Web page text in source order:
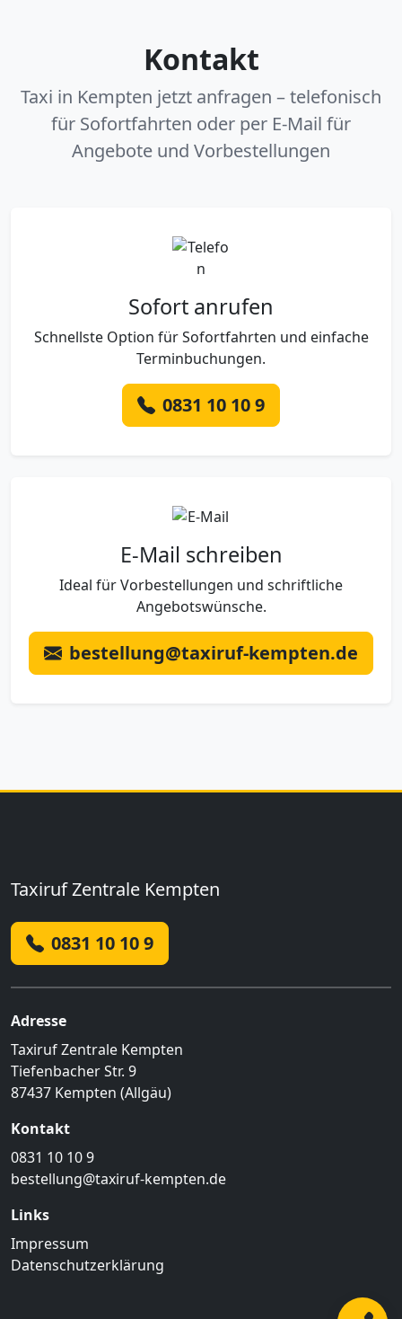
Kontakt
Taxi in Kempten jetzt anfragen – telefonisch
für Sofortfahrten oder per E-Mail für
Angebote und Vorbestellungen
Sofort anrufen
Schnellste Option für Sofortfahrten und einfache
Terminbuchungen.
0831 10 10 9
E-Mail schreiben
Ideal für Vorbestellungen und schriftliche
Angebotswünsche.
bestellung@taxiruf-kempten.de
Taxiruf Zentrale Kempten
0831 10 10 9
Adresse
Taxiruf Zentrale Kempten
Tiefenbacher Str. 9
87437 Kempten (Allgäu)
Kontakt
0831 10 10 9
bestellung@taxiruf-kempten.de
Links
Impressum
Datenschutzerklärung